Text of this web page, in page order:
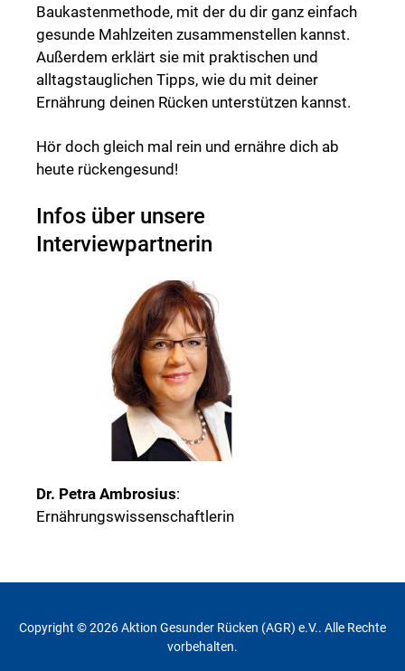
Baukastenmethode, mit der du dir ganz einfach
gesunde Mahlzeiten zusammenstellen kannst.
Außerdem erklärt sie mit praktischen und
alltagstauglichen Tipps, wie du mit deiner
Ernährung deinen Rücken unterstützen kannst.
Hör doch gleich mal rein und ernähre dich ab
heute rückengesund!
Infos über unsere
Interviewpartnerin
Dr. Petra Ambrosius:
Ernährungswissenschaftlerin
Copyright © 2026 Aktion Gesunder Rücken (AGR) e.V.. Alle Rechte
vorbehalten.